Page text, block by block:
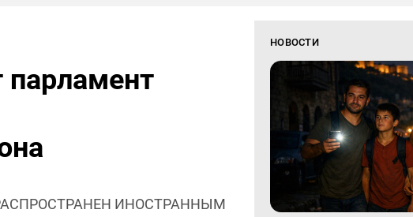
парламент
ИНОСТРАННЫМ
НОВОСТИ